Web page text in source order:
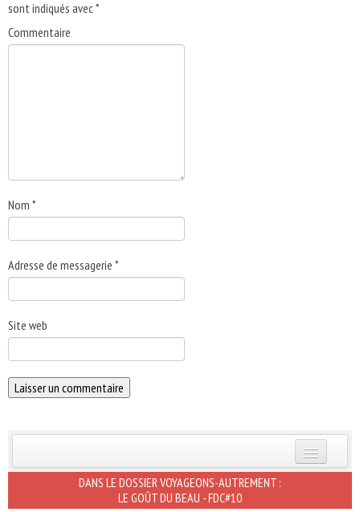
sont indiqués avec*
Commentaire
Nom *
Adresse de messagerie *
Site web
INSCRIVEZ-VOUS | ABONNEZ-VOUS
DANS LE DOSSIER VOYAGEONS-AUTREMENT :
LE GOÛT DU BEAU - FDC#10